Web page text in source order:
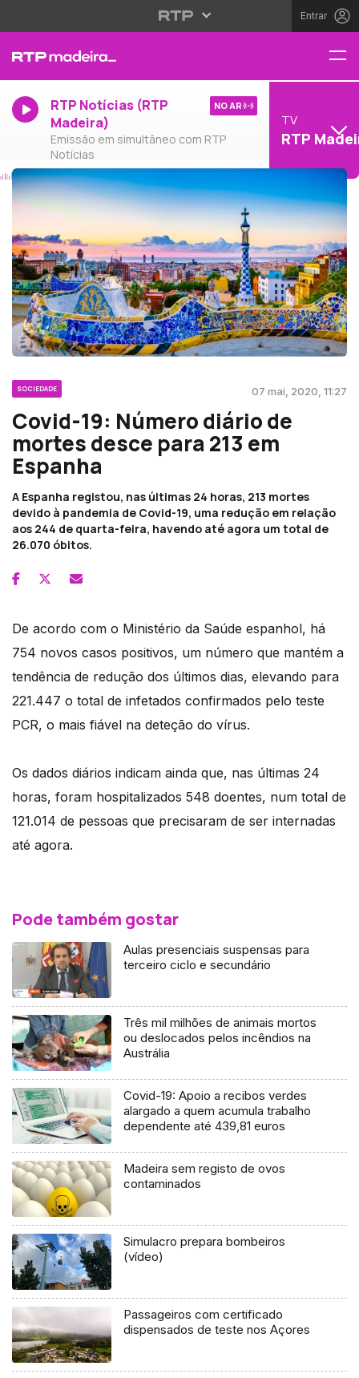
Entrar
RTP Notícias (RTP
Madeira)
Emissão em simultâneo com RTP
Notícias
NO AR
TV
RTP
SOCIEDADE 07 mai, 2020, 11:27
Covid-19: Número diário de
mortes desce para 213 em
Espanha
A Espanha registou, nas últimas 24 horas, 213 mortes
devido à pandemia de Covid-19, uma redução em relação
aos 244 de quarta-feira, havendo até agora um total de
26.070 óbitos.
De acordo com o Ministério da Saúde espanhol, há
754 novos casos positivos, um número que mantém a
tendência de redução dos últimos dias, elevando para
221.447 o total de infetados confirmados pelo teste
PCR, o mais fiável na deteção do vírus.
Os dados diários indicam ainda que, nas últimas 24
horas, foram hospitalizados 548 doentes, num total de
121.014 de pessoas que precisaram de ser internadas
até agora.
Pode também gostar
Aulas presenciais suspensas para
terceiro ciclo e secundário
Três mil milhões de animais mortos
ou deslocados pelos incêndios na
Austrália
Covid-19: Apoio a recibos verdes
alargado a quem acumula trabalho
dependente até 439,81 euros
Madeira sem registo de ovos
contaminados
Simulacro prepara bombeiros
(vídeo)
Passageiros com certificado
dispensados de teste nos Açores